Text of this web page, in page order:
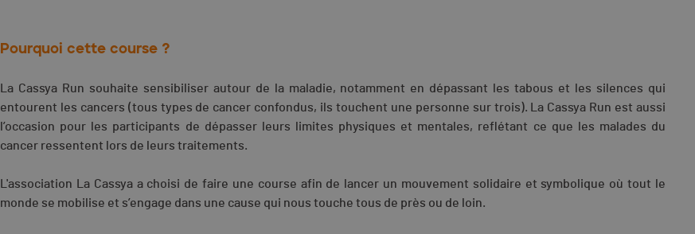
Pourquoi cette course ?
La Cassya Run souhaite sensibiliser autour de la maladie, notamment en dépassant les tabous et les silences qui
entourent les cancers (tous types de cancer confondus, ils touchent une personne sur trois). La Cassya Run est aussi
l’occasion pour les participants de dépasser leurs limites physiques et mentales, reflétant ce que les malades du
cancer ressentent lors de leurs traitements.
L'association La Cassya a choisi de faire une course afin de lancer un mouvement solidaire et symbolique où tout le
monde se mobilise et s’engage dans une cause qui nous touche tous de près ou de loin.